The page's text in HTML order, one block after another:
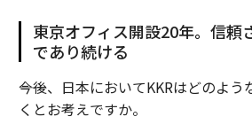
東京オフィス開設20年。信頼
であり続ける
――今後、日本においてKKRはどのよ
くとお考えですか。